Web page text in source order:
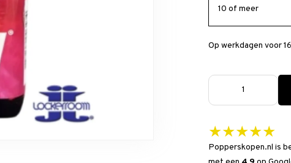
10 of meer
Op werkdagen voor
★★★★★
Popperskopen.nl is